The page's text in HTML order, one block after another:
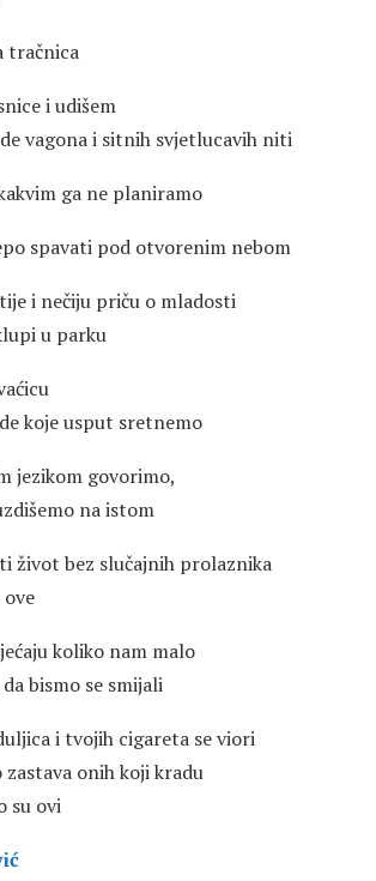
tračnica
i udišem
vagona i sitnih svjetlucavih niti
ga ne planiramo
spavati pod otvorenim nebom
i nečiju priču o mladosti
u parku
koje usput sretnemo
jezikom govorimo,
na istom
život bez slučajnih prolaznika
koliko nam malo
bismo se smijali
i tvojih cigareta se viori
onih koji kradu
su ovi